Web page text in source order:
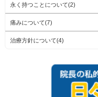
永く持つことについて(2)
痛みについて(7)
治療方針について(4)